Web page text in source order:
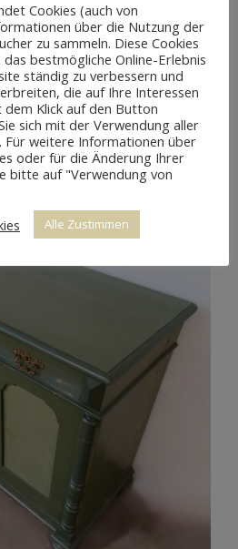
SEKRETÄR
Cookies (auch von
über die Nutzung der
zu sammeln. Diese Cookies
bestmögliche Online-Erlebnis
ständig zu verbessern und
die auf Ihre Interessen
Klick auf den Button
sich mit der Verwendung aller
Für weitere Informationen über
oder für die Änderung Ihrer
bitte auf "Verwendung von
Alle Zustimmen